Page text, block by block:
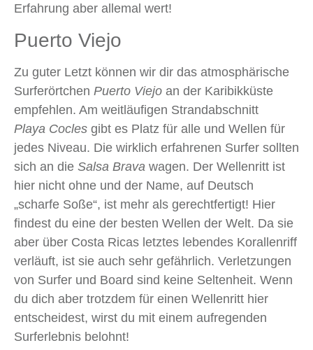
Erfahrung aber allemal wert!
Puerto Viejo
Zu guter Letzt können wir dir das atmosphärische
Surferörtchen Puerto Viejo an der Karibikküste
empfehlen. Am weitläufigen Strandabschnitt
Playa Cocles gibt es Platz für alle und Wellen für
jedes Niveau. Die wirklich erfahrenen Surfer sollten
sich an die Salsa Brava wagen. Der Wellenritt ist
hier nicht ohne und der Name, auf Deutsch
„scharfe Soße“, ist mehr als gerechtfertigt! Hier
findest du eine der besten Wellen der Welt. Da sie
aber über Costa Ricas letztes lebendes Korallenriff
verläuft, ist sie auch sehr gefährlich. Verletzungen
von Surfer und Board sind keine Seltenheit. Wenn
du dich aber trotzdem für einen Wellenritt hier
entscheidest, wirst du mit einem aufregenden
Surferlebnis belohnt!